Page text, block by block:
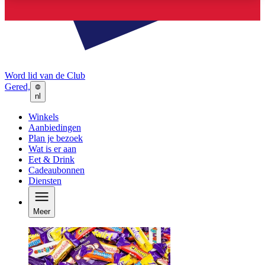
Word lid van de Club
Gered,
nl
Winkels
Aanbiedingen
Plan je bezoek
Wat is er aan
Eet & Drink
Cadeaubonnen
Diensten
Meer